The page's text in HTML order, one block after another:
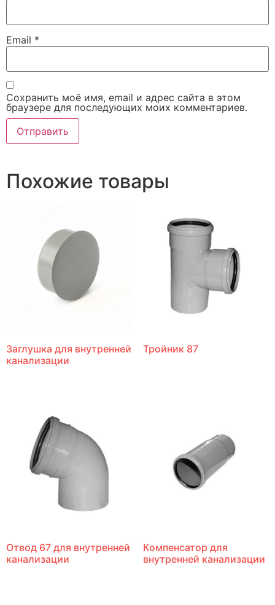
Email *
Сохранить моё имя, email и адрес сайта в этом
браузере для последующих моих комментариев.
Похожие товары
Заглушка для внутренней
канализации
Тройник 87
Отвод 67 для внутренней
канализации
Компенсатор для
внутренней канализации